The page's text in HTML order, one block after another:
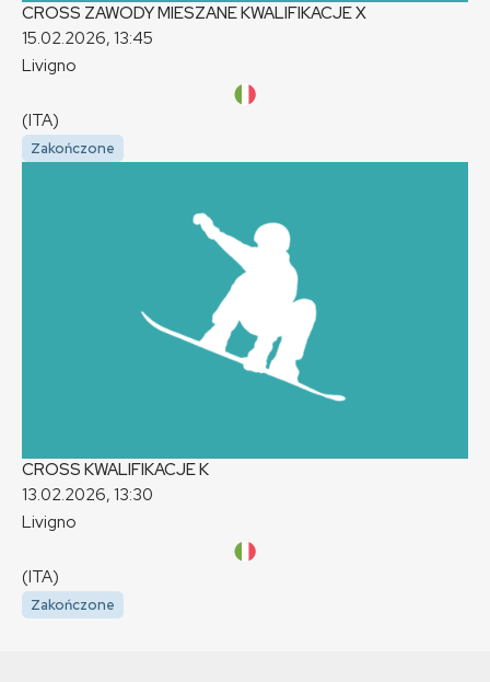
CROSS ZAWODY MIESZANE KWALIFIKACJEX
15.02.2026, 13:45
Livigno
(ITA)
Zakończone
CROSS KWALIFIKACJEK
13.02.2026, 13:30
Livigno
(ITA)
Zakończone